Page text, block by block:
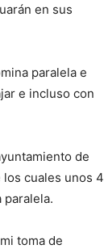
en sus
paralela e
e incluso con
de
cuales unos 4
paralela.
toma de